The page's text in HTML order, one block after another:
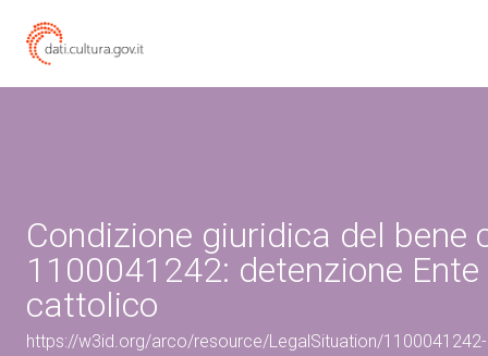
Condizione giuridica del bene
1100041242: detenzione
cattolico
https://w3id.org/arco/resource/LegalSituation/